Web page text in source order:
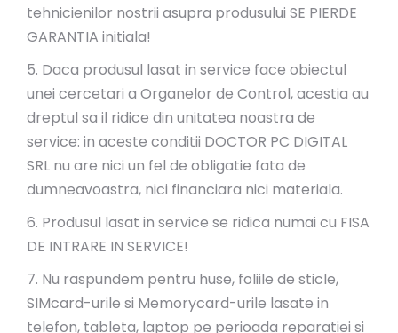
tehnicienilor nostrii asupra produsului SE PIERDE
GARANTIA initiala!
5. Daca produsul lasat in service face obiectul
unei cercetari a Organelor de Control, acestia au
dreptul sa il ridice din unitatea noastra de
service: in aceste conditii DOCTOR PC DIGITAL
SRL nu are nici un fel de obligatie fata de
dumneavoastra, nici financiara nici materiala.
6. Produsul lasat in service se ridica numai cu FISA
DE INTRARE IN SERVICE!
7. Nu raspundem pentru huse, foliile de sticle,
SIMcard-urile si Memorycard-urile lasate in
telefon, tableta, laptop pe perioada reparatiei si